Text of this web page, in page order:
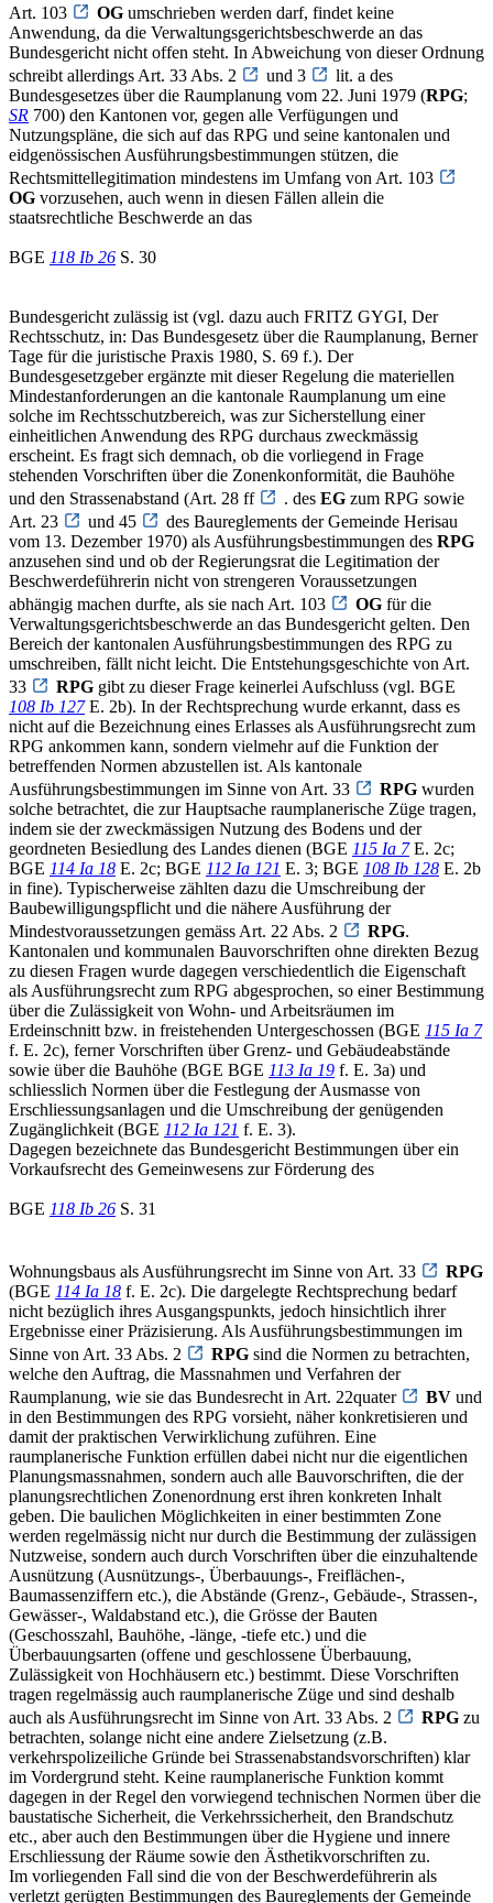
Art. 103
OG umschrieben werden darf, findet keine
Anwendung, da die Verwaltungsgerichtsbeschwerde an das
Bundesgericht nicht offen steht. In Abweichung von dieser Ordnung
schreibt allerdings Art. 33 Abs. 2
und 3
lit. a des
Bundesgesetzes über die Raumplanung vom 22. Juni 1979 (RPG;
SR 700) den Kantonen vor, gegen alle Verfügungen und
Nutzungspläne, die sich auf das RPG und seine kantonalen und
eidgenössischen Ausführungsbestimmungen stützen, die
Rechtsmittellegitimation mindestens im Umfang von Art. 103
OG vorzusehen, auch wenn in diesen Fällen allein die
staatsrechtliche Beschwerde an das
BGE 118 Ib 26 S. 30
Bundesgericht zulässig ist (vgl. dazu auch FRITZ GYGI, Der
Rechtsschutz, in: Das Bundesgesetz über die Raumplanung, Berner
Tage für die juristische Praxis 1980, S. 69 f.). Der
Bundesgesetzgeber ergänzte mit dieser Regelung die materiellen
Mindestanforderungen an die kantonale Raumplanung um eine
solche im Rechtsschutzbereich, was zur Sicherstellung einer
einheitlichen Anwendung des RPG durchaus zweckmässig
erscheint. Es fragt sich demnach, ob die vorliegend in Frage
stehenden Vorschriften über die Zonenkonformität, die Bauhöhe
und den Strassenabstand (Art. 28 ff
. des EG zum RPG sowie
Art. 23
und 45
des Baureglements der Gemeinde Herisau
vom 13. Dezember 1970) als Ausführungsbestimmungen des RPG
anzusehen sind und ob der Regierungsrat die Legitimation der
Beschwerdeführerin nicht von strengeren Voraussetzungen
abhängig machen durfte, als sie nach Art. 103
OG für die
Verwaltungsgerichtsbeschwerde an das Bundesgericht gelten. Den
Bereich der kantonalen Ausführungsbestimmungen des RPG zu
umschreiben, fällt nicht leicht. Die Entstehungsgeschichte von Art.
33
RPG gibt zu dieser Frage keinerlei Aufschluss (vgl. BGE
108 Ib 127E. 2b). In der Rechtsprechung wurde erkannt, dass es
nicht auf die Bezeichnung eines Erlasses als Ausführungsrecht zum
RPG ankommen kann, sondern vielmehr auf die Funktion der
betreffenden Normen abzustellen ist. Als kantonale
Ausführungsbestimmungen im Sinne von Art. 33
RPG wurden
solche betrachtet, die zur Hauptsache raumplanerische Züge tragen,
indem sie der zweckmässigen Nutzung des Bodens und der
geordneten Besiedlung des Landes dienen (BGE 115 Ia 7E. 2c;
BGE 114 Ia 18 E. 2c; BGE 112 Ia 121 E. 3; BGE 108 Ib 128 E. 2b
in fine). Typischerweise zählten dazu die Umschreibung der
Baubewilligungspflicht und die nähere Ausführung der
Mindestvoraussetzungen gemäss Art. 22 Abs. 2
RPG.
Kantonalen und kommunalen Bauvorschriften ohne direkten Bezug
zu diesen Fragen wurde dagegen verschiedentlich die Eigenschaft
als Ausführungsrecht zum RPG abgesprochen, so einer Bestimmung
über die Zulässigkeit von Wohn- und Arbeitsräumen im
Erdeinschnitt bzw. in freistehenden Untergeschossen (BGE 115 Ia 7
f. E. 2c), ferner Vorschriften über Grenz- und Gebäudeabstände
sowie über die Bauhöhe (BGE BGE 113 Ia 19 f. E. 3a) und
schliesslich Normen über die Festlegung der Ausmasse von
Erschliessungsanlagen und die Umschreibung der genügenden
Zugänglichkeit (BGE 112 Ia 121 f. E. 3).
Dagegen bezeichnete das Bundesgericht Bestimmungen über ein
Vorkaufsrecht des Gemeinwesens zur Förderung des
BGE 118 Ib 26 S. 31
Wohnungsbaus als Ausführungsrecht im Sinne von Art. 33
RPG
(BGE 114 Ia 18 f. E. 2c). Die dargelegte Rechtsprechung bedarf
nicht bezüglich ihres Ausgangspunkts, jedoch hinsichtlich ihrer
Ergebnisse einer Präzisierung. Als Ausführungsbestimmungen im
Sinne von Art. 33 Abs. 2
RPG sind die Normen zu betrachten,
welche den Auftrag, die Massnahmen und Verfahren der
Raumplanung, wie sie das Bundesrecht in Art. 22quater
BV und
in den Bestimmungen des RPG vorsieht, näher konkretisieren und
damit der praktischen Verwirklichung zuführen. Eine
raumplanerische Funktion erfüllen dabei nicht nur die eigentlichen
Planungsmassnahmen, sondern auch alle Bauvorschriften, die der
planungsrechtlichen Zonenordnung erst ihren konkreten Inhalt
geben. Die baulichen Möglichkeiten in einer bestimmten Zone
werden regelmässig nicht nur durch die Bestimmung der zulässigen
Nutzweise, sondern auch durch Vorschriften über die einzuhaltende
Ausnützung (Ausnützungs-, Überbauungs-, Freiflächen-,
Baumassenziffern etc.), die Abstände (Grenz-, Gebäude-, Strassen-,
Gewässer-, Waldabstand etc.), die Grösse der Bauten
(Geschosszahl, Bauhöhe, -länge, -tiefe etc.) und die
Überbauungsarten (offene und geschlossene Überbauung,
Zulässigkeit von Hochhäusern etc.) bestimmt. Diese Vorschriften
tragen regelmässig auch raumplanerische Züge und sind deshalb
auch als Ausführungsrecht im Sinne von Art. 33 Abs. 2
RPG zu
betrachten, solange nicht eine andere Zielsetzung (z.B.
verkehrspolizeiliche Gründe bei Strassenabstandsvorschriften) klar
im Vordergrund steht. Keine raumplanerische Funktion kommt
dagegen in der Regel den vorwiegend technischen Normen über die
baustatische Sicherheit, die Verkehrssicherheit, den Brandschutz
etc., aber auch den Bestimmungen über die Hygiene und innere
Erschliessung der Räume sowie den Ästhetikvorschriften zu.
Im vorliegenden Fall sind die von der Beschwerdeführerin als
verletzt gerügten Bestimmungen des Baureglements der Gemeinde